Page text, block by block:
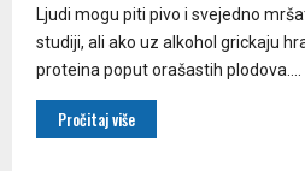
Ljudi mogu piti pivo i svejedno
studiji, ali ako uz alkohol grickaju
proteina poput orašastih plodova....
Pročitaj više